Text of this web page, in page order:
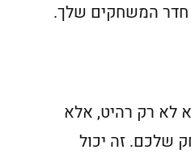
חדר המשחקים שלך.
לא רק רהיט, אלא
שלכם. זה יכול